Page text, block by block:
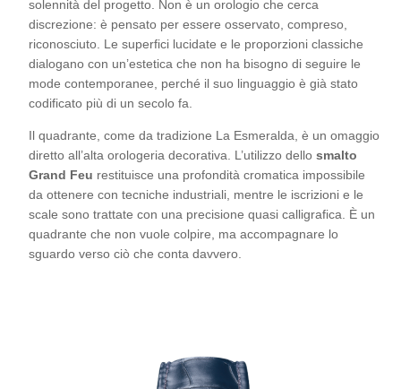
solennità del progetto. Non è un orologio che cerca
discrezione: è pensato per essere osservato, compreso,
riconosciuto. Le superfici lucidate e le proporzioni classiche
dialogano con un’estetica che non ha bisogno di seguire le
mode contemporanee, perché il suo linguaggio è già stato
codificato più di un secolo fa.
Il quadrante, come da tradizione La Esmeralda, è un omaggio
diretto all’alta orologeria decorativa. L’utilizzo dello smalto
Grand Feu restituisce una profondità cromatica impossibile
da ottenere con tecniche industriali, mentre le iscrizioni e le
scale sono trattate con una precisione quasi calligrafica. È un
quadrante che non vuole colpire, ma accompagnare lo
sguardo verso ciò che conta davvero.